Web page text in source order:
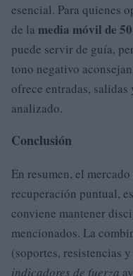
esencial. Para quienes
de la media móvil de
puede servir de guía,
tono negativo
ofrece entradas,
analizado.
Conclusión
En resumen, el
recuperación puntual,
conviene mantener
mencionados. La
(soportes, resistencias
indicadores de fuerza